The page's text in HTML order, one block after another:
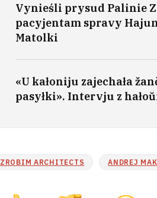
Vynieśli prysud Palinie
pacyjentam spravy
Matolki
«U kałoniju zajechała
pasyłki». Intervju z
ZROBIM ARCHITECTS ANDREJ